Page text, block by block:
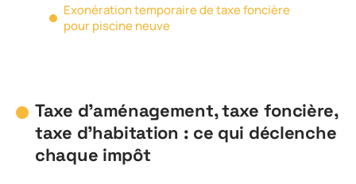
Exonération temporaire de taxe foncière
pour piscine neuve
Taxe d’aménagement, taxe foncière,
taxe d’habitation : ce qui déclenche
chaque impôt